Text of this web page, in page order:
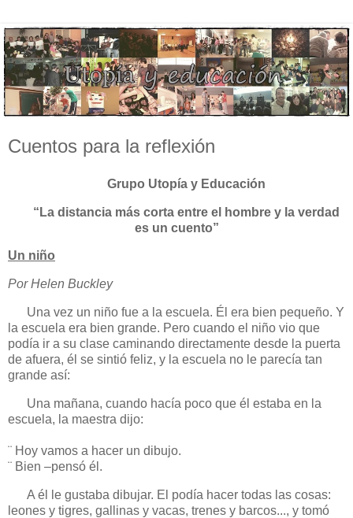
Cuentos para la reflexión
Grupo Utopía y Educación
“La distancia más corta entre el hombre y la verdad
es un cuento”
Un niño
Por Helen Buckley
Una vez un niño fue a la escuela. Él era bien pequeño. Y
la escuela era bien grande. Pero cuando el niño vio que
podía ir a su clase caminando directamente desde la puerta
de afuera, él se sintió feliz, y la escuela no le parecía tan
grande así:
Una mañana, cuando hacía poco que él estaba en la
escuela, la maestra dijo:
¨ Hoy vamos a hacer un dibujo.
¨ Bien –pensó él.
A él le gustaba dibujar. El podía hacer todas las cosas:
leones y tigres, gallinas y vacas, trenes y barcos..., y tomó